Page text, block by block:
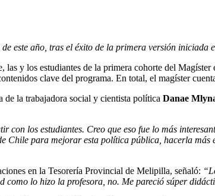
este año, tras el éxito de la primera versión iniciada
las y los estudiantes de la primera cohorte del
clave del programa. En total, el magíster
de la trabajadora social y cientista política Danae
con los estudiantes. Creo que eso fue lo más
Chile para mejorar esta política pública, hacerla
en la Tesorería Provincial de Melipilla, señaló:
lo hizo la profesora, no. Me pareció súper